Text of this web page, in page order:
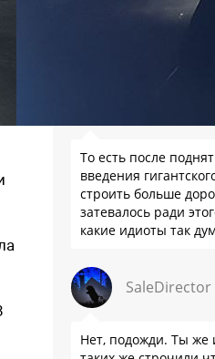
То есть после
введения
строить больше
затевалось ради
какие идиоты так
SaleDirector
Нет, подожди. Ты же